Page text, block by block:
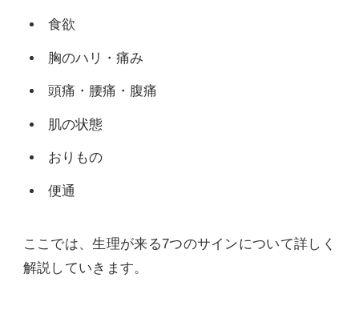
食欲
胸のハリ・痛み
頭痛・腰痛・腹痛
肌の状態
おりもの
便通
ここでは、生理が来る7つのサインについて詳しく
解説していきます。